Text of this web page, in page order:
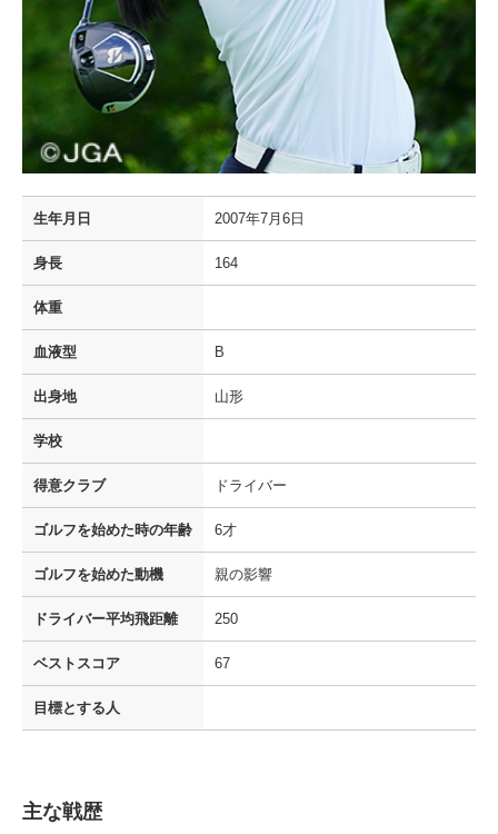
生年月日 2007年7月6日
身長 164
体重
血液型 B
出身地 山形
学校
得意クラブ ドライバー
ゴルフを始めた時の年齢 6才
ゴルフを始めた動機 親の影響
ドライバー平均飛距離 250
ベストスコア 67
目標とする人
主な戦歴